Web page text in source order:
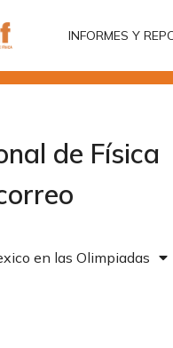
INFORMES Y
de Física
en las Olimpiadas